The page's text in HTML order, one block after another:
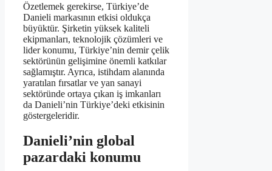
Özetlemek gerekirse, Türkiye’de
Danieli markasının etkisi oldukça
büyüktür. Şirketin yüksek kaliteli
ekipmanları, teknolojik çözümleri ve
lider konumu, Türkiye’nin demir çelik
sektörünün gelişimine önemli katkılar
sağlamıştır. Ayrıca, istihdam alanında
yaratılan fırsatlar ve yan sanayi
sektöründe ortaya çıkan iş imkanları
da Danieli’nin Türkiye’deki etkisinin
göstergeleridir.
Danieli’nin global
pazardaki konumu